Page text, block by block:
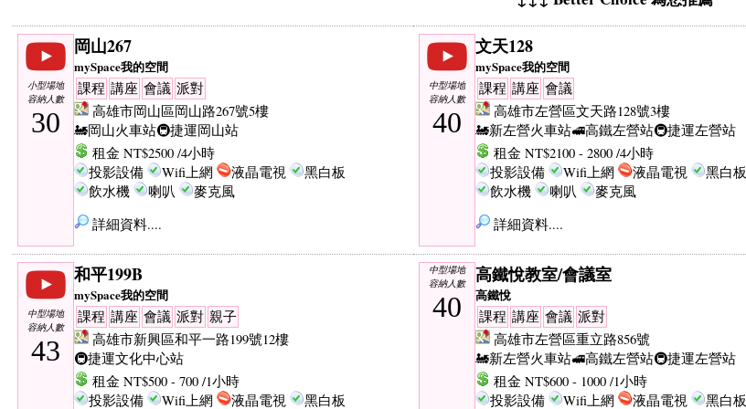
小型場地
容納人數
30
岡山267
mySpace我的空間
課程 講座 會議 派對
高雄市岡山區岡山路267號5樓
🚂岡山火車站🚇捷運岡山站
租金 NT$2500 /4小時
投影設備
Wifi上網 液晶電視
黑白板
飲水機
喇叭
麥克風
詳細資料....
中型場地
容納人數
40
文天128
mySpace我的空間
課程 講座 會議
高雄市左營區文天路128號3樓
🚂新左營火車站🚅高鐵左營站🚇捷運左營站
租金 NT$2100 - 2800 /4小時
投影設備
Wifi上網 液晶電視
黑白板
飲水機
喇叭
麥克風
詳細資料....
中型場地
容納人數
43
和平199B
mySpace我的空間
課程 講座 會議 派對 親子
高雄市新興區和平一路199號12樓
🚇捷運文化中心站
租金 NT$500 - 700 /1小時
投影設備
Wifi上網 液晶電視 黑白板
中型場地
容納人數
40
高鐵悅教室/會議室
高鐵悅
課程 講座 會議 派對
高雄市左營區重立路856號
🚂新左營火車站🚅高鐵左營站🚇捷運左營站
租金 NT$600 - 1000 /1小時
投影設備
Wifi上網 液晶電視 黑白板